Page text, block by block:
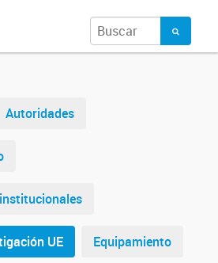
Autoridades
UE Equipamiento